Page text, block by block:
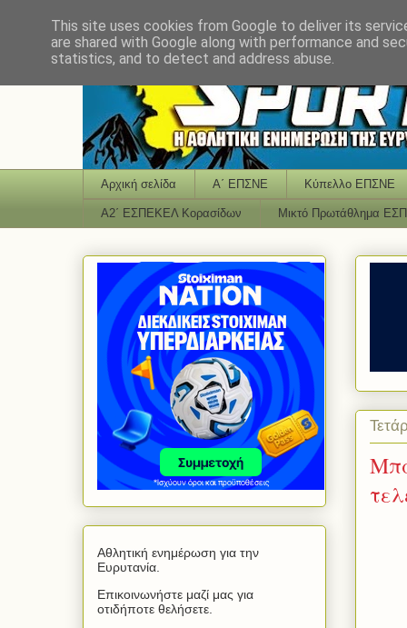
Αρχική σελίδα Α΄ ΕΠΣΝΕ Κύπελλο ΕΠΣΝΕ
Α2΄ ΕΣΠΕΚΕΛ Κορασίδων Μικτό Πρωτάθλημα
Αθλητική ενημέρωση για την
Ευρυτανία.
Επικοινωνήστε μαζί μας για
οτιδήποτε θελήσετε.
This site uses cookies from Google to deliver its
are shared with Google along with performance and
statistics, and to detect and address abuse.